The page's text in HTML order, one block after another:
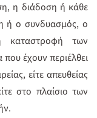
η διάδοση ή κάθε
ή ο συνδυασμός, ο
καταστροφή των
έχουν περιέλθει
είτε απευθείας
στο πλαίσιο των